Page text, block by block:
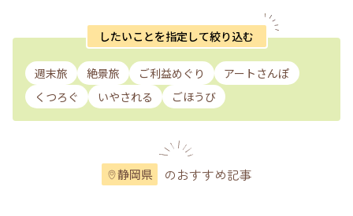
したいことを指定して絞り込む
週末旅 絶景旅 ご利益めぐり
アートさんぽ
くつろぐ
いやされる ごほうび
静岡県 のおすすめ記事